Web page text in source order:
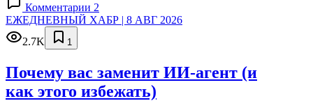
Комментарии 2
ЕЖЕДНЕВНЫЙ ХАБР | 8 АВГ 2026
2.7K
1
Почему вас заменит ИИ‑агент (и
как этого избежать)